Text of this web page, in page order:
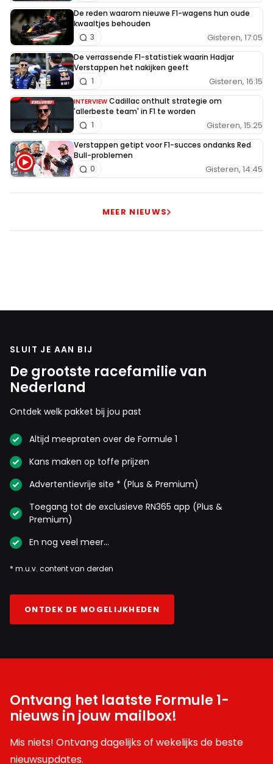
De reden waarom nieuwe F1-wagens hun oude
kwaaltjes behouden
Gisteren, 17:05
3
De verrassende F1-statistiek waarin Hadjar
Verstappen het nakijken geeft
Gisteren, 16:15
1
INTERVIEW Cadillac onthult strategie om
'allerbeste team' in F1 te worden
Gisteren, 15:25
1
Verstappen getipt voor F1-succes ondanks Red
Bull-problemen
Gisteren, 14:45
0
MEER NIEUWS
SLUIT JE AAN BIJ
De grootste racefamilie van
Nederland
Ontdek welk pakket bij jou past
Altijd meepraten over de Formule 1
Kans maken op toffe prijzen
Advertentievrije site * (Plus & Premium)
Toegang tot de exclusieve RN365 app (Plus &
Premium)
En nog veel meer…
* m.u.v. content van derden
ONTDEK DE MOGELIJKHEDEN
Ontvang het laatste Formule 1-
nieuws in jouw mailbox!
Mis niets! Ontvang dagelijks of wekelijks de beste
nieuwsupdates.